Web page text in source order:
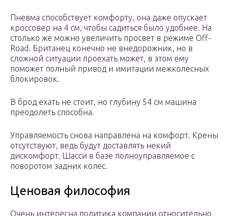
Пневма способствует комфорту, она даже опускает
кроссовер на 4 см, чтобы садиться было удобнее. На
столько же можно увеличить просвет в режиме Off-
Road. Британец конечно не внедорожник, но в
сложной ситуации проехать может, в этом ему
поможет полный привод и имитации межколесных
блокировок.
В брод ехать не стоит, но глубину 54 см машина
преодолеть способна.
Управляемость снова направлена на комфорт. Крены
отсутствуют, ведь будут доставлять некий
дискомфорт. Шасси в базе полноуправляемое с
поворотом задних колес.
Ценовая философия
Очень интересна политика компании относительно